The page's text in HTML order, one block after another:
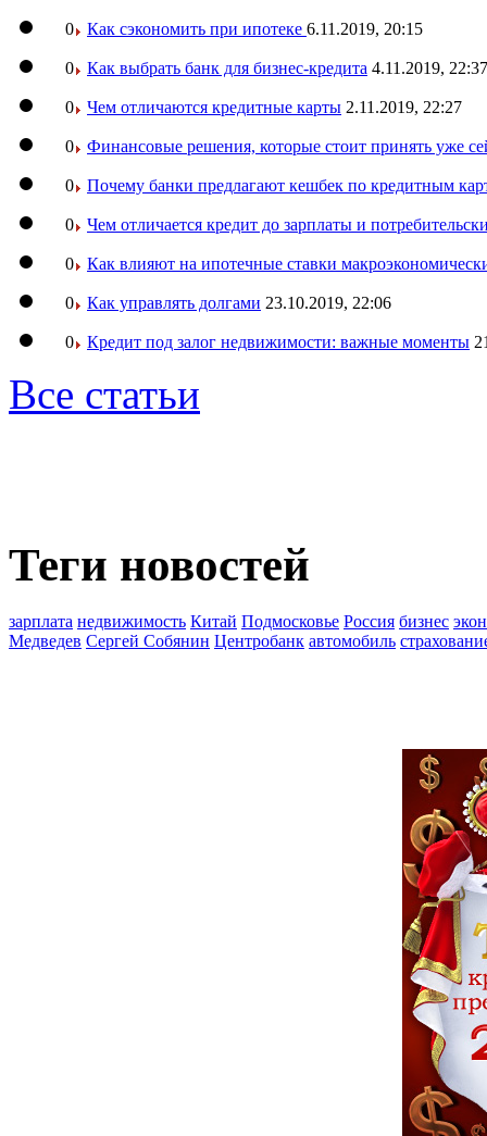
0 Как сэкономить при ипотеке 6.11.2019, 20:15
0 Как выбрать банк для бизнес-кредита 4.11.2019, 22:37
0 Чем отличаются кредитные карты 2.11.2019, 22:27
0 Финансовые решения, которые стоит принять уже
0 Почему банки предлагают кешбек по кредитным
0 Чем отличается кредит до зарплаты и
0 Как влияют на ипотечные ставки
0 Как управлять долгами 23.10.2019, 22:06
0 Кредит под залог недвижимости: важные моменты
Все статьи
Теги новостей
зарплата недвижимость Китай Подмосковье Россия бизнес
Медведев Сергей Собянин Центробанк автомобиль